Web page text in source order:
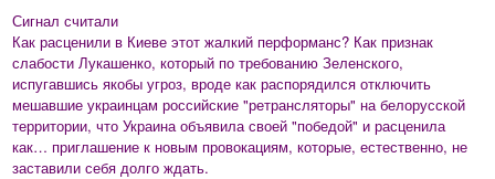
Сигнал считали
Как расценили в Киеве этот жалкий перформанс? Как признак
слабости Лукашенко, который по требованию Зеленского,
испугавшись якобы угроз, вроде как распорядился отключить
мешавшие украинцам российские "ретрансляторы" на белорусской
территории, что Украина объявила своей "победой" и расценила
как… приглашение к новым провокациям, которые, естественно, не
заставили себя долго ждать.